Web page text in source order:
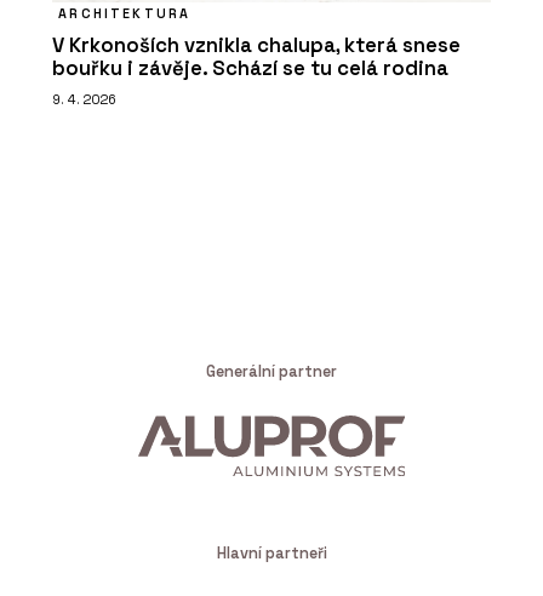
ARCHITEKTURA
V Krkonoších vznikla chalupa, která snese
bouřku i závěje. Schází se tu celá rodina
9. 4. 2026
Generální partner
Hlavní partneři